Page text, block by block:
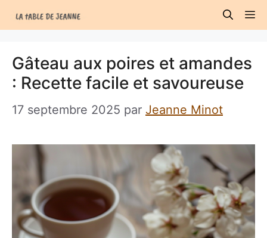
au
Gâteau aux poires et amandes
: Recette facile et savoureuse
17 septembre 2025 par Jeanne Minot